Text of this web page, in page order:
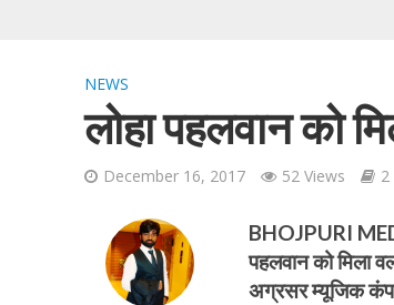
NEWS
लोहा पहलवान को
December 16, 2017 52 Views 2
BHOJPURI
पहलवान को मिला
अग्रसर म्यूजिक